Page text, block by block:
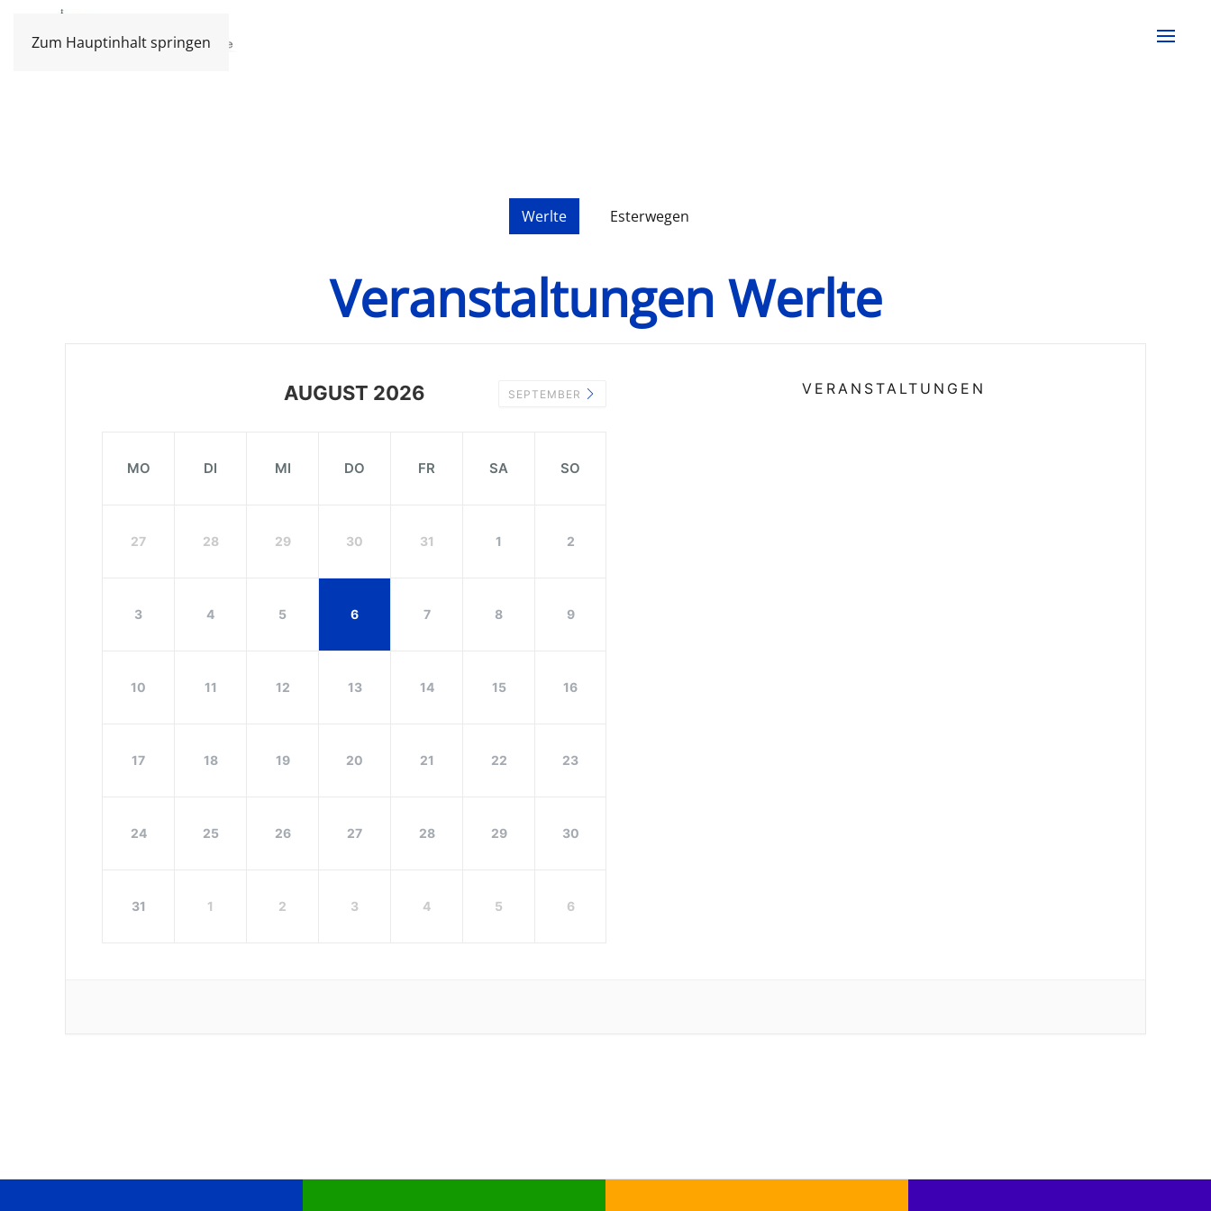
Zum Hauptinhalt springen
Werlte Esterwegen
Veranstaltungen Werlte
AUGUST 2026 SEPTEMBER
MO DI MI DO FR SA SO
27 28 29 30 31 1 2
3 4 5 6 7 8 9
10 11 12 13 14 15 16
17 18 19 20 21 22 23
24 25 26 27 28 29 30
31 1 2 3 4 5 6
VERANSTALTUNGEN